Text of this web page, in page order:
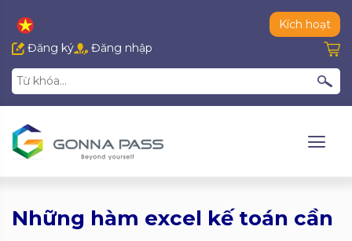
Kích hoạt
Đăng ký
Đăng nhập
Những hàm excel kế toán cần